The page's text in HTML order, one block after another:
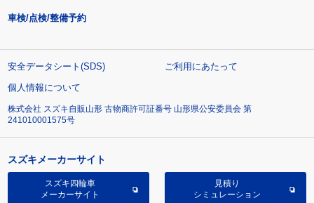
車検/点検/整備予約
安全データシート(SDS)
ご利用にあたって
個人情報について
株式会社 スズキ自販山形 古物商許可証番号 山形県公安委員会 第
241010001575号
スズキメーカーサイト
スズキ四輪車
メーカーサイト
見積り
シミュレーション